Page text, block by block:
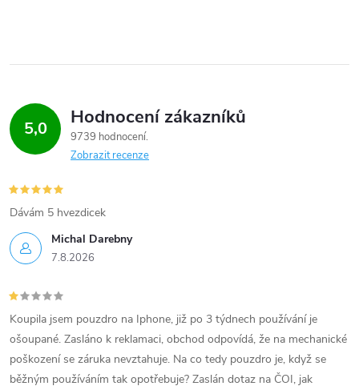
5,0 Hodnocení zákazníků
9739 hodnocení
Zobrazit recenze
Michal Darebny
7.8.2026
Dávám 5 hvezdicek
Koupila jsem pouzdro na Iphone, již po 3 týdnech používání je
ošoupané. Zasláno k reklamaci, obchod odpovídá, že na mechanické
poškození se záruka nevztahuje. Na co tedy pouzdro je, když se
běžným používáním tak opotřebuje? Zaslán dotaz na ČOI, jak